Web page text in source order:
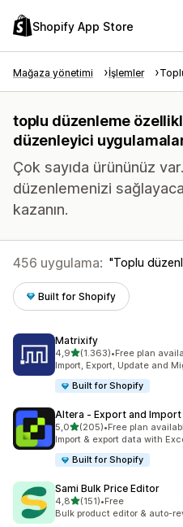
Shopify App Store
Mağaza yönetimi İşlemler
toplu düzenleme
düzenleyici
Çok sayıda ürününüz
düzenlemenizi
kazanın.
456 uygulama: Toplu
Built for Shopify
Matrixify
4,95 yıldız üzerinden
(1.363)
toplam 1363 değerlendirme
•Free plan
Import, Export, Update and
Built for Shopify
Altera ‑ Export and Import
5,05 yıldız üzerinden
(205)
toplam 205 değerlendirme
•Free plan
Import & export data with
Built for Shopify
Sami Bulk Price Editor
4,85 yıldız üzerinden
(151)
toplam 151 değerlendirme
•Free
Bulk product editor & auto-